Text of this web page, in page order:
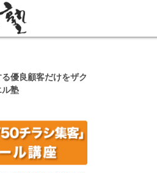
優良顧客だけをザク
塾